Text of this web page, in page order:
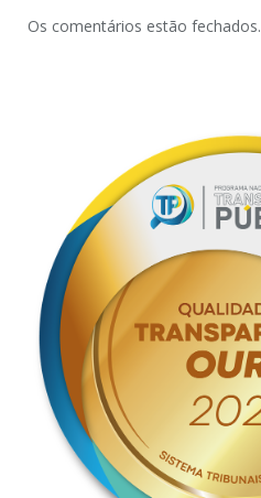
Os comentários estão fechados.